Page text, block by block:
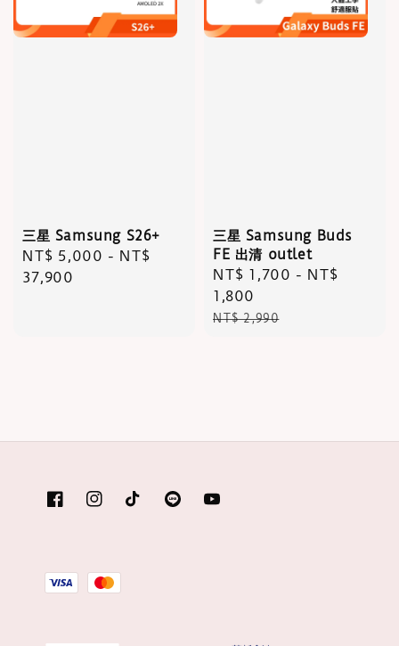
三星 Samsung S26+
Regular
price
NT$ 5,000 - NT$
37,900
三星 Samsung Buds
FE 出清 outlet
Sale
price
NT$ 1,700 - NT$
1,800
Regular
NT$ 2,990